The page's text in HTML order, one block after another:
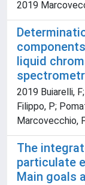
2019
liquid
2019 Buiarelli,
Filippo, P;
Marcovecchio,
The
particulate
Main goals